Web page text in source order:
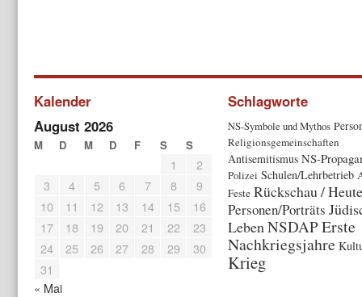
Kalender
August 2026
M D M D F S S
« Mai
1
2
3
4 5 6 7 8
9
10
11 12 13 14 15
16
17
18 19 20 21 22
23
24
25 26 27 28 29
30
31
Schlagworte
NS-Symbole und Mythos
Religionsgemeinschaften
Antisemitismus NS-
Polizei Schulen/Lehrbetrieb
Feste Rückschau / Heute
Personen/Porträts
Leben NSDAPErste
Nachkriegsjahre
Krieg